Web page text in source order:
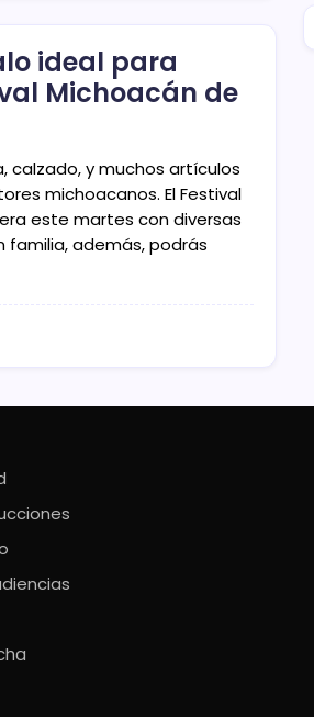
ideal para
Michoacán de
calzado, y muchos artículos
michoacanos. El Festival
este martes con diversas
además, podrás